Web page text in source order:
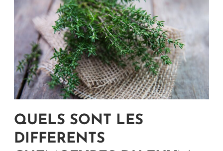
QUELS SONT LES
DIFFERENTS